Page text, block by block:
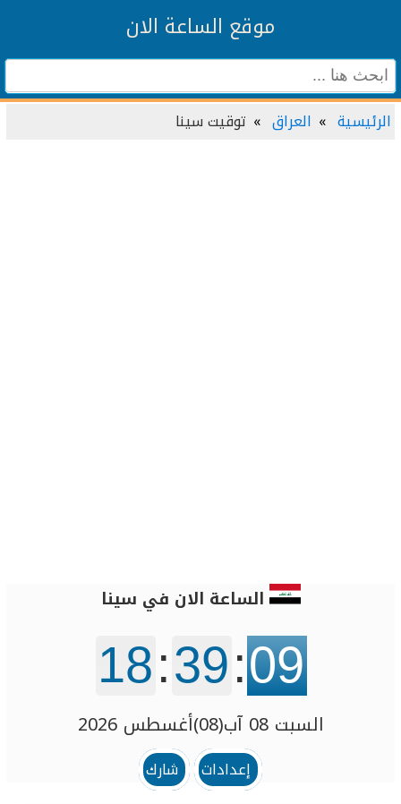
موقع الساعة الان
الرئيسية العراق توقيت سينا
الساعة الان في سينا
18:39:09
السبت 08 آب(08)أغسطس 2026
إعدادات
شارك